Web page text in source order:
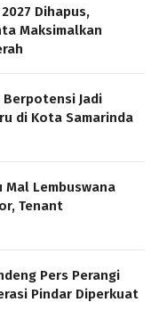
Dihapus,
Maksimalkan
Jadi
di Kota Samarinda
Mal Lembuswana
Tenant
Pers Perangi
Pindar Diperkuat